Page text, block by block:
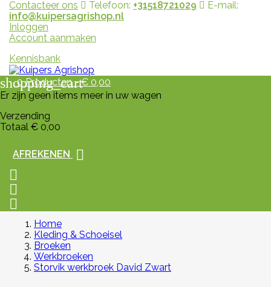
Contacteer ons Telefoon: +31518721029
E-mail:
info@kuipersagrishop.nl
Inloggen
Account aanmaken
Kennisbank
shopping_cart
0Producten - € 0,00
Er zijn geen items meer in uw wagen
Verzending
Totaal € 0,00
AFREKENEN




Home
Kleding & Schoeisel
Broeken
Werkbroeken
Storvik werkbroek David Zwart